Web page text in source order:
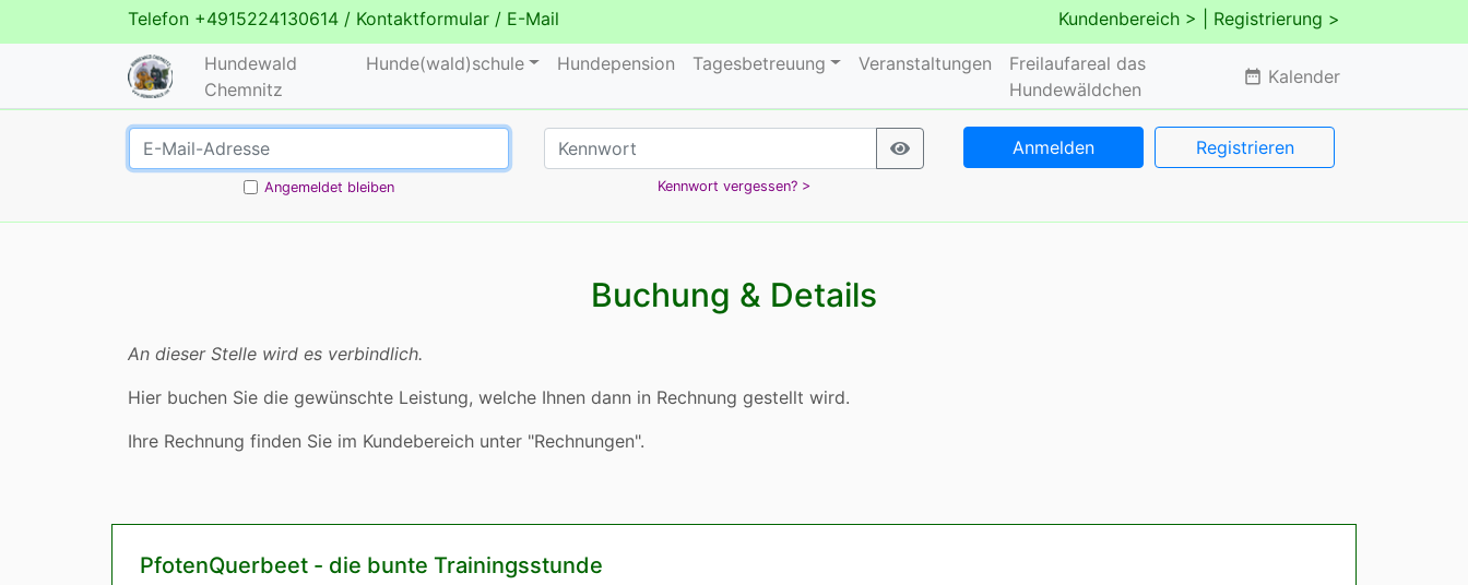
Telefon +4915224130614 / Kontaktformular / E-Mail Kundenbereich > | Registrierung >
Hundewald
Chemnitz
Hunde(wald)schule Hundepension Tagesbetreuung Veranstaltungen
Freilaufareal das
Hundewäldchen
date_range Kalender
Angemeldet bleiben Kennwort vergessen? >
Anmelden Registrieren
Buchung & Details
An dieser Stelle wird es verbindlich.
Hier buchen Sie die gewünschte Leistung, welche Ihnen dann in Rechnung gestellt wird.
Ihre Rechnung finden Sie im Kundebereich unter "Rechnungen".
PfotenQuerbeet - die bunte Trainingsstunde